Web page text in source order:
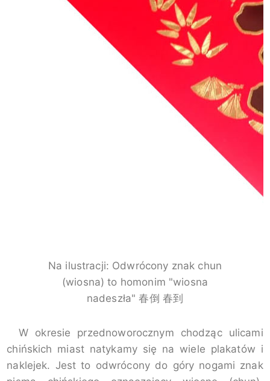
Na ilustracji: Odwrócony znak chun
(wiosna) to homonim "wiosna
nadeszła" 春倒 春到
W okresie przednoworocznym chodząc ulicami
chińskich miast natykamy się na wiele plakatów i
naklejek. Jest to odwrócony do góry nogami znak